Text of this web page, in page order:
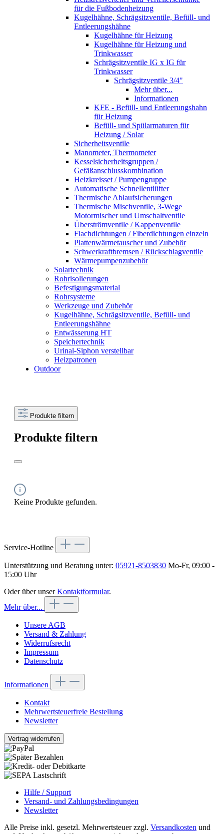
für die Fußbodenheizung
Kugelhähne, Schrägsitzventile, Befüll- und
Entleerungshähne
Kugelhähne für Heizung
Kugelhähne für Heizung und
Trinkwasser
Schrägsitzventile IG x IG für
Trinkwasser
Schrägsitzventile 3/4"
Mehr über...
Informationen
KFE - Befüll- und Entleerungshahn
für Heizung
Befüll- und Spülarmaturen für
Heizung / Solar
Sicherheitsventile
Manometer, Thermometer
Kesselsicherheitsgruppen /
Gefäßanschlusskombination
Heizkreisset / Pumpengruppe
Automatische Schnellentlüfter
Thermische Ablaufsicherungen
Thermische Mischventile, 3-Wege
Motormischer und Umschaltventile
Überströmventile / Kappenventile
Flachdichtungen / Fiberdichtungen einzeln
Plattenwärmetauscher und Zubehör
Schwerkraftbremsen / Rückschlagventile
Wärmepumpenzubehör
Solartechnik
Rohrisolierungen
Befestigungsmaterial
Rohrsysteme
Werkzeuge und Zubehör
Kugelhähne, Schrägsitzventile, Befüll- und
Entleerungshähne
Entwässerung HT
Speichertechnik
Urinal-Siphon verstellbar
Heizpatronen
Outdoor
Produkte filtern
Produkte filtern
Keine Produkte gefunden.
Service-Hotline
Unterstützung und Beratung unter: 05921-8503830 Mo-Fr, 09:00 -
15:00 Uhr
Oder über unserKontaktformular.
Mehr über...
Unsere AGB
Versand & Zahlung
Widerrufsrecht
Impressum
Datenschutz
Informationen
Kontakt
Mehrwertsteuerfreie Bestellung
Newsletter
Vertrag widerrufen
Hilfe / Support
Versand- und Zahlungsbedingungen
Newsletter
Alle Preise inkl. gesetzl. Mehrwertsteuer zzgl. Versandkosten und